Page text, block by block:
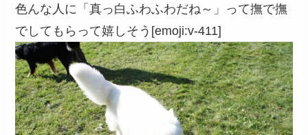
色んな人に「真っ白ふわふわだね～」って撫で撫
でしてもらって嬉しそう[emoji:v-411]